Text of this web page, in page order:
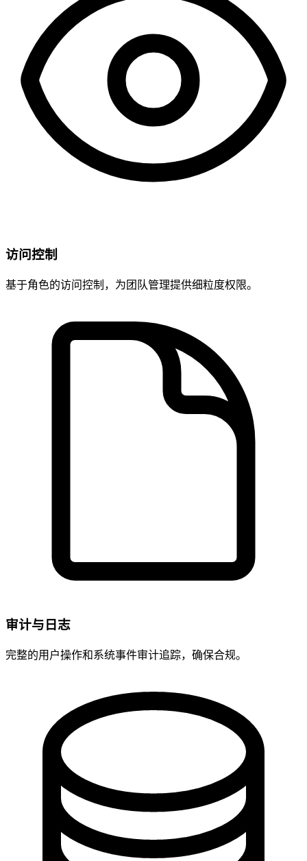
访问控制
基于角色的访问控制，为团队管理提供细粒度权限。
审计与日志
完整的用户操作和系统事件审计追踪，确保合规。